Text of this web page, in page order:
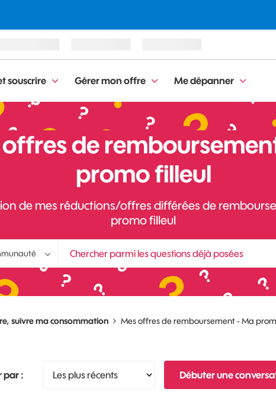
souscrire Gérer mon offre Me dépanner
de
promo filleul
de mes réductions/offres différées de
promo filleul
suivre ma consommation Mes offres de remboursement - Ma
par : Débuter une